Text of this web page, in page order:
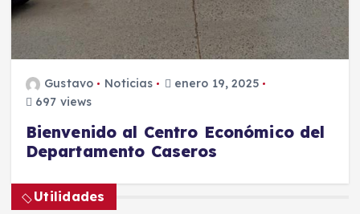
Gustavo Noticias
enero 19, 2025
697 views
Bienvenido al Centro Económico del
Departamento Caseros
Utilidades